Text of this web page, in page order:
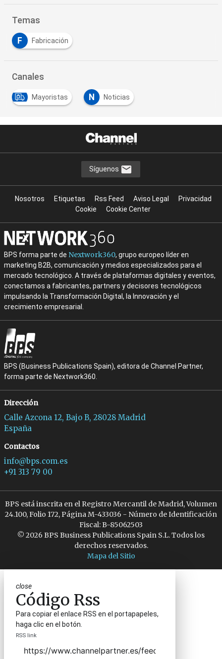
Temas
F Fabricación
Canales
Mayoristas N Noticias
Síguenos
Nosotros Etiquetas Rss Feed Aviso Legal
Privacidad
Cookie
Cookie Center
BPS forma parte de Nextwork360, grupo europeo líder en
marketing B2B, comunicación y medios especializados para el
mercado tecnológico. A través de plataformas digitales y eventos,
conectamos a fabricantes, partners y decisores tecnológicos
impulsando la Transformación Digital, la Innovación y el
crecimiento empresarial.
BPS (Business Publications Spain), editora de Channel Partner,
forma parte de Nextwork360.
Dirección
Calle Azcona 12, Bajo B, 28028 Madrid
España
Contactos
info@bps.com.es
+91 313 79 00
BPS está inscrita en el Registro Mercantil de Madrid, Volumen
24.100, Folio 172, Página M-433036 - Número de Identificación
Fiscal: B-85062503
© 2026 BPS Business Publications Spain S.L. Todos los
derechos reservados.
Mapa del Sitio
close
Código Rss
Para copiar el enlace RSS en el portapapeles,
haga clic en el botón.
RSS link